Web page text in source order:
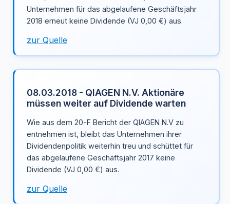
Unternehmen für das abgelaufene Geschäftsjahr
2018 erneut keine Dividende (VJ 0,00 €) aus.
zur Quelle
08.03.2018 - QIAGEN N.V. Aktionäre
müssen weiter auf Dividende warten
Wie aus dem 20-F Bericht der QIAGEN N.V zu
entnehmen ist, bleibt das Unternehmen ihrer
Dividendenpolitik weiterhin treu und schüttet für
das abgelaufene Geschäftsjahr 2017 keine
Dividende (VJ 0,00 €) aus.
zur Quelle